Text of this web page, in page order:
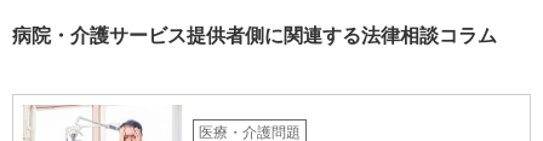
がよく、むしろ職員を増やして対応するとのことで悪くない対応のグ
あるかどうかですね。 あと、家での生活では出なかった他害行動（暴
力）がでたというお話ですが、それは、現在のグループホームの生活
病院・介護サービス提供者側に関連する法律相談コラム
医療・介護問題